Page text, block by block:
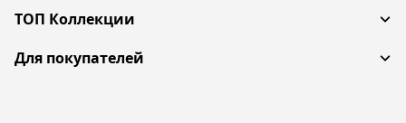
ТОП Коллекции
Для покупателей